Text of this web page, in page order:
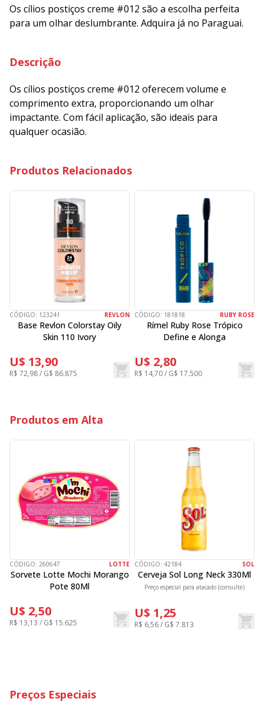
Os cílios postiços creme #012 são a escolha perfeita
para um olhar deslumbrante. Adquira já no Paraguai.
Descrição
Os cílios postiços creme #012 oferecem volume e
comprimento extra, proporcionando um olhar
impactante. Com fácil aplicação, são ideais para
qualquer ocasião.
Produtos Relacionados
CÓDIGO: 123241 REVLON
Base Revlon Colorstay Oily
Skin 110 Ivory
U$ 13,90
R$ 72,98 / G$ 86.875
CÓDIGO: 181818 RUBY ROSE
Rímel Ruby Rose Trópico
Define e Alonga
U$ 2,80
R$ 14,70 / G$ 17.500
Produtos em Alta
CÓDIGO: 260647 LOTTE
Sorvete Lotte Mochi Morango
Pote 80Ml
U$ 2,50
R$ 13,13 / G$ 15.625
CÓDIGO: 42184 SOL
Cerveja Sol Long Neck 330Ml
Preço especial para atacado (consulte)
U$ 1,25
R$ 6,56 / G$ 7.813
Preços Especiais